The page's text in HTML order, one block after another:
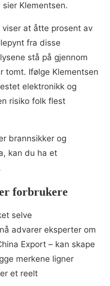
Klementsen.
at åtte prosent av
fra disse
stå på gjennom
tomt. Ifølge Klementsen
elektronikk og
risiko folk flest
brannsikker og
kan du ha et
forbrukere
selve
advarer eksperter om
Export – kan skape
merkene ligner
et reelt